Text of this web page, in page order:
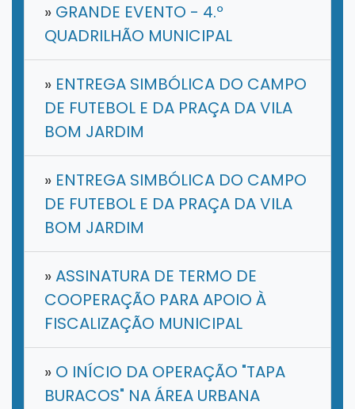
» GRANDE EVENTO - 4.º
QUADRILHÃO MUNICIPAL
» ENTREGA SIMBÓLICA DO CAMPO
DE FUTEBOL E DA PRAÇA DA VILA
BOM JARDIM
» ENTREGA SIMBÓLICA DO CAMPO
DE FUTEBOL E DA PRAÇA DA VILA
BOM JARDIM
»ASSINATURA DE TERMO DE
COOPERAÇÃO PARA APOIO À
FISCALIZAÇÃO MUNICIPAL
» O INÍCIO DA OPERAÇÃO "TAPA
BURACOS" NA ÁREA URBANA